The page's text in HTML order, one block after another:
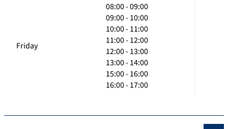
Friday
08:00 - 09:00
09:00 - 10:00
10:00 - 11:00
11:00 - 12:00
12:00 - 13:00
13:00 - 14:00
15:00 - 16:00
16:00 - 17:00